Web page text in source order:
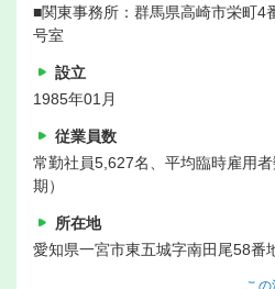
■関東事務所：群馬県高崎市栄町
号室
設立
1985年01月
従業員数
常勤社員5,627名、平均臨時雇用
期）
所在地
愛知県一宮市東五城字南田尾58番